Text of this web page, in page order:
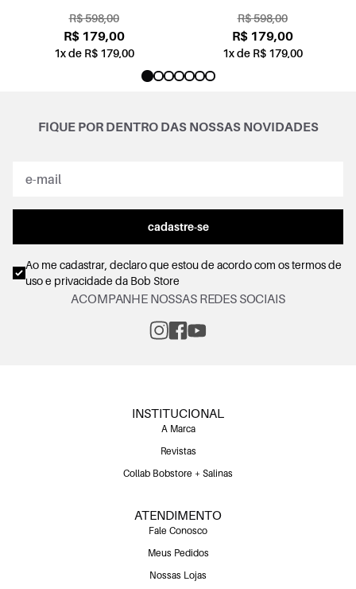
R$ 598,00
R$ 179,00
1x de R$ 179,00
R$ 598,00
R$ 179,00
1x de R$ 179,00
FIQUE POR DENTRO DAS NOSSAS NOVIDADES
cadastre-se
Ao me cadastrar, declaro que estou de acordo com ostermos de
uso e privacidadeda Bob Store
ACOMPANHE NOSSAS REDES SOCIAIS
INSTITUCIONAL
A Marca
Revistas
Collab Bobstore + Salinas
ATENDIMENTO
Fale Conosco
Meus Pedidos
Nossas Lojas